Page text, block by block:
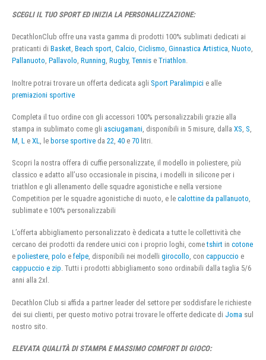
SCEGLI IL TUO SPORT ED INIZIA LA PERSONALIZZAZIONE:
DecathlonClub offre una vasta gamma di prodotti 100% sublimati dedicati ai
praticanti di Basket, Beach sport, Calcio, Ciclismo, Ginnastica Artistica, Nuoto,
Pallanuoto, Pallavolo, Running, Rugby, Tennis e Triathlon.
Inoltre potrai trovare un offerta dedicata agli Sport Paralimpici e alle
premiazioni sportive
Completa il tuo ordine con gli accessori 100% personalizzabili grazie alla
stampa in sublimato come gli asciugamani , disponibili in 5 misure, dalla XS S
M L e XL , le borse sportive da 22 40 e 70 litri.
Scopri la nostra offera di cuffie personalizzate, il modello in poliestere, più
classico e adatto all’uso occasionale in piscina, i modelli in silicone per i
triathlon e gli allenamento delle squadre agonistiche e nella versione
Competition per le squadre agonistiche di nuoto, e le calottine da pallanuoto,
sublimate e 100% personalizzabili
L’offerta abbigliamento personalizzato è dedicata a tutte le collettività che
cercano dei prodotti da rendere unici con i proprio loghi, cometshirt in cotone
e poliestere, polo e felpe, disponibili nei modelli girocollo, con cappuccio e
cappuccio e zip. Tutti i prodotti abbigliamento sono ordinabili dalla taglia 5/6
anni alla 2xl.
Decathlon Club si affida a partner leader del settore per soddisfare le richieste
dei sui clienti, per questo motivo potrai trovare le offerte dedicate di Joma sul
nostro sito.
ELEVATA QUALITÀ DI STAMPA E MASSIMO COMFORT DI GIOCO: